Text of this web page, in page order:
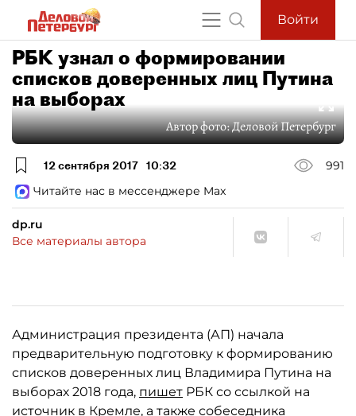
Войти
РБК узнал о формировании
списков доверенных лиц Путина
на выборах
Автор фото:Деловой Петербург
12 сентября 2017 10:32
991
Читайте нас в мессенджере Max
dp.ru
Все материалы автора
Администрация президента (АП) начала
предварительную подготовку к формированию
списков доверенных лиц Владимира Путина на
выборах 2018 года, пишет РБК со ссылкой на
источник в Кремле, а также собеседника